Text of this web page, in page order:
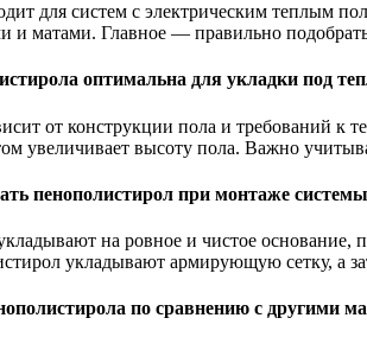
для систем с электрическим теплым
и матами. Главное — правильно
оптимальна для укладки под
от конструкции пола и требований
увеличивает высоту пола. Важно
пенополистирол при монтаже системы
на ровное и чистое
укладывают армирующую сетку, а
по сравнению с другими